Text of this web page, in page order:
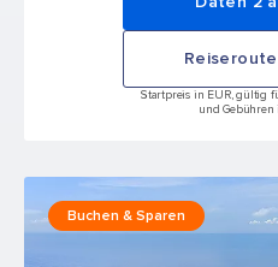
Startpreis in EUR, gültig
und
Buchen & Sparen